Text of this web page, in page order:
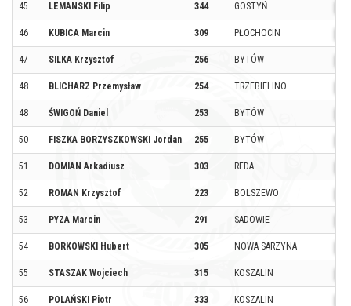
45 LEMANSKI Filip 344 GOSTYŃ
46 KUBICA Marcin 309 PŁOCHOCIN
47 SILKA Krzysztof 256 BYTÓW
48 BLICHARZ Przemysław 254 TRZEBIELINO
48 ŚWIGOŃ Daniel 253 BYTÓW
50 FISZKA BORZYSZKOWSKI Jordan 255 BYTÓW
51 DOMIAN Arkadiusz 303 REDA
52 ROMAN Krzysztof 223 BOLSZEWO
53 PYZA Marcin 291 SADOWIE
54 BORKOWSKI Hubert 305 NOWA SARZYNA
55 STASZAK Wojciech 315 KOSZALIN
56 POLAŃSKI Piotr 333 KOSZALIN